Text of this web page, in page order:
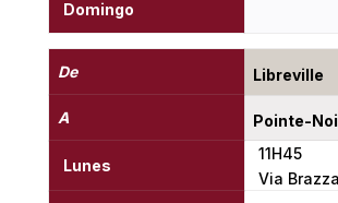
Domingo
De
A
Lunes
Libreville
Pointe-
11H45
Via